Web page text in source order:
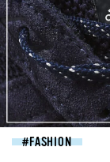
FASHION